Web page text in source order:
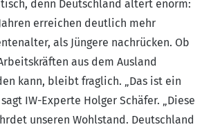
denn Deutschland altert enorm:
erreichen deutlich mehr
als Jüngere nachrücken. Ob
aus dem Ausland
kann, bleibt fraglich. „Das ist ein
IW-Experte Holger Schäfer. „Diese
unseren Wohlstand. Deutschland